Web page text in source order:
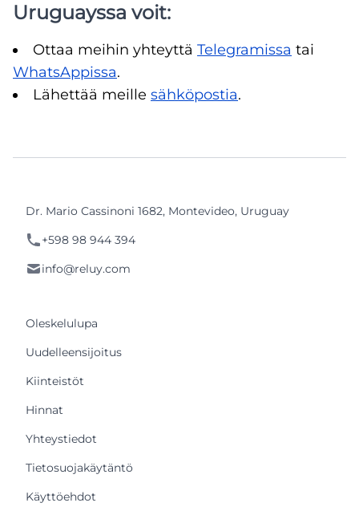
Uruguayssa voit:
Ottaa meihin yhteyttä Telegramissa tai
WhatsAppissa.
Lähettää meille sähköpostia.
Dr. Mario Cassinoni 1682, Montevideo, Uruguay
+598 98 944 394
info@reluy.com
Oleskelulupa
Uudelleensijoitus
Kiinteistöt
Hinnat
Yhteystiedot
Tietosuojakäytäntö
Käyttöehdot